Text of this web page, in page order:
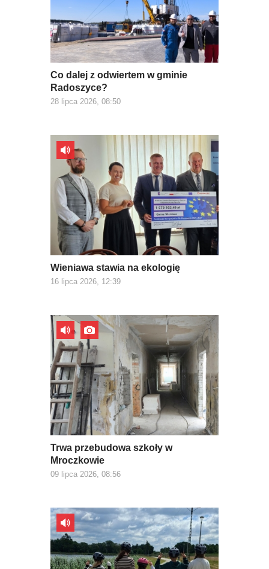
Co dalej z odwiertem w gminie
Radoszyce?
28 lipca 2026, 08:50
Wieniawa stawia na ekologię
16 lipca 2026, 12:39
Trwa przebudowa szkoły w
Mroczkowie
09 lipca 2026, 08:56